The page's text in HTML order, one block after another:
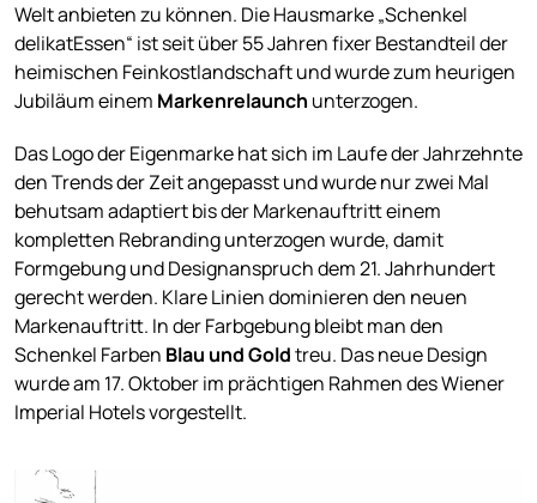
Welt anbieten zu können. Die Hausmarke „Schenkel
delikatEssen“ ist seit über 55 Jahren fixer Bestandteil der
heimischen Feinkostlandschaft und wurde zum heurigen
Jubiläum einem Markenrelaunch unterzogen.
Das Logo der Eigenmarke hat sich im Laufe der Jahrzehnte
den Trends der Zeit angepasst und wurde nur zwei Mal
behutsam adaptiert bis der Markenauftritt einem
kompletten Rebranding unterzogen wurde, damit
Formgebung und Designanspruch dem 21. Jahrhundert
gerecht werden. Klare Linien dominieren den neuen
Markenauftritt. In der Farbgebung bleibt man den
Schenkel Farben Blau und Goldtreu. Das neue Design
wurde am 17. Oktober im prächtigen Rahmen des Wiener
Imperial Hotels vorgestellt.